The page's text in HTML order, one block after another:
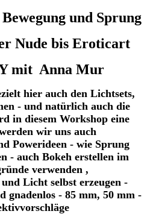
und Sprung
Nude bis Eroticart
mit Anna Mur
hier auch den Lichtsets,
- und natürlich auch die
in diesem Workshop eine
wir uns auch
Powerideen - wie Sprung
- auch Bokeh erstellen im
verwenden ,
Licht selbst erzeugen -
gnadenlos - 85 mm, 50 mm -